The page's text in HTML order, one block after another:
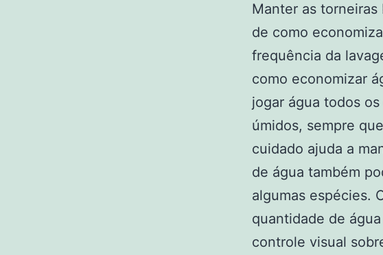
Manter as torneiras
de como
frequência da
como economizar
jogar água todos
úmidos, sempre
cuidado ajuda a
de água também
algumas espécies.
quantidade de
controle visual